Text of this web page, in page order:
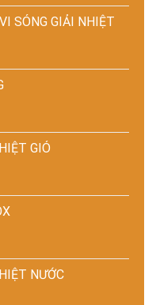
SÓNG GIẢI NHIỆT
GIÓ
NƯỚC